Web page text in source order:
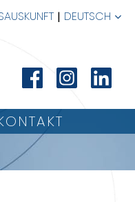
DEUTSCH